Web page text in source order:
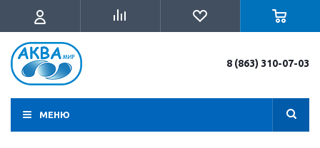
8 (863) 310-07-03
МЕНЮ